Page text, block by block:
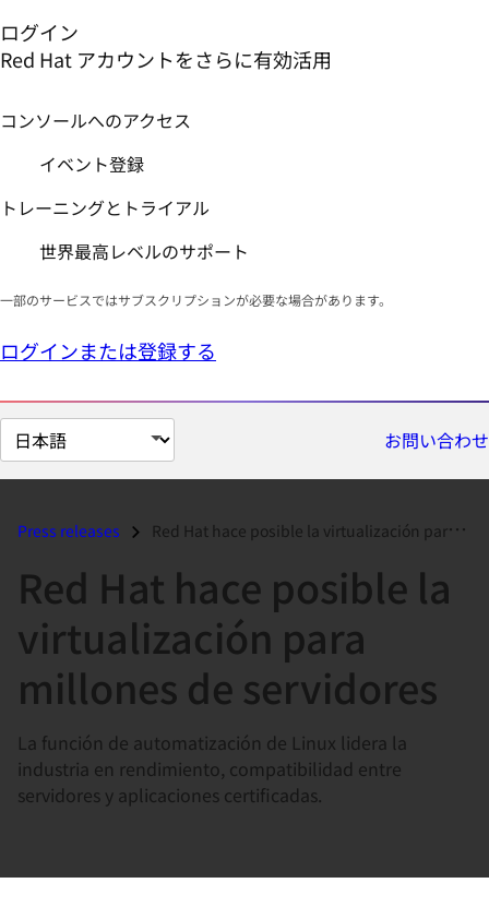
ログイン
Red Hat アカウントをさらに有効活用
コンソールへのアクセス
イベント登録
トレーニングとトライアル
世界最高レベルのサポート
一部のサービスではサブスクリプションが必要な場合があります。
ログインまたは登録する
ペ
ー
の
選
お問い合わせ
Press releases Red Hat hace posible la virtualización para millones de servidores...
Red Hat hace posible la
virtualización para
millones de servidores
La función de automatización de Linux lidera la
industria en rendimiento, compatibilidad entre
servidores y aplicaciones certificadas.